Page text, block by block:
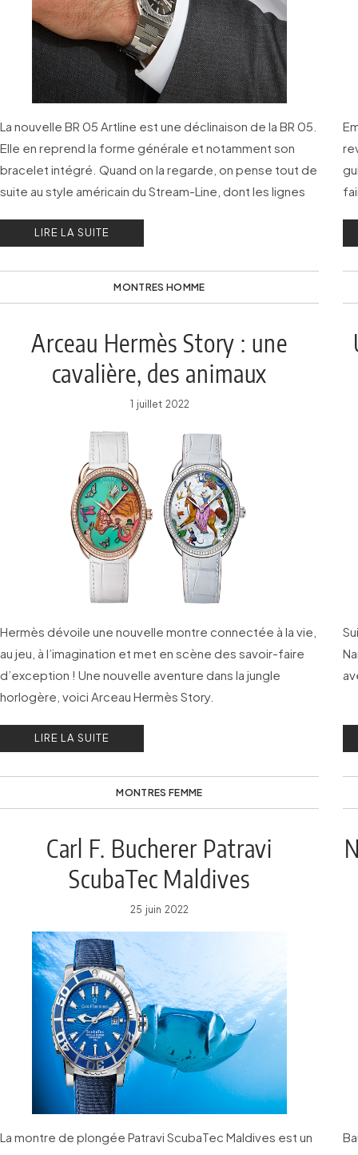
La nouvelle BR 05 Artline est une déclinaison de la BR 05.
Elle en reprend la forme générale et notamment son
bracelet intégré. Quand on la regarde, on pense tout de
suite au style américain du Stream-Line, dont les lignes
l’aérodynamisme.
LIRE LA SUITE
MONTRES HOMME
Arceau Hermès Story : une
cavalière, des animaux
fantastiques…
1 juillet 2022
Hermès dévoile une nouvelle montre connectée à la vie,
au jeu, à l’imagination et met en scène des savoir-faire
d’exception ! Une nouvelle aventure dans la jungle
horlogère, voici Arceau Hermès Story.
LIRE LA SUITE
MONTRES FEMME
Carl F. Bucherer Patravi
ScubaTec Maldives
25 juin 2022
La montre de plongée Patravi ScubaTec Maldives est un